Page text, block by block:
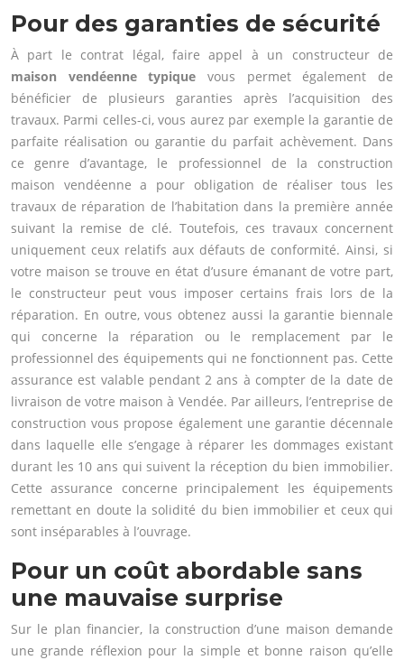
Pour des garanties de sécurité
À part le contrat légal, faire appel à un constructeur de
maison vendéenne typique vous permet également de
bénéficier de plusieurs garanties après l’acquisition des
travaux. Parmi celles-ci, vous aurez par exemple la garantie de
parfaite réalisation ou garantie du parfait achèvement. Dans
ce genre d’avantage, le professionnel de la construction
maison vendéenne a pour obligation de réaliser tous les
travaux de réparation de l’habitation dans la première année
suivant la remise de clé. Toutefois, ces travaux concernent
uniquement ceux relatifs aux défauts de conformité. Ainsi, si
votre maison se trouve en état d’usure émanant de votre part,
le constructeur peut vous imposer certains frais lors de la
réparation. En outre, vous obtenez aussi la garantie biennale
qui concerne la réparation ou le remplacement par le
professionnel des équipements qui ne fonctionnent pas. Cette
assurance est valable pendant 2 ans à compter de la date de
livraison de votre maison à Vendée. Par ailleurs, l’entreprise de
construction vous propose également une garantie décennale
dans laquelle elle s’engage à réparer les dommages existant
durant les 10 ans qui suivent la réception du bien immobilier.
Cette assurance concerne principalement les équipements
remettant en doute la solidité du bien immobilier et ceux qui
sont inséparables à l’ouvrage.
Pour un coût abordable sans
une mauvaise surprise
Sur le plan financier, la construction d’une maison demande
une grande réflexion pour la simple et bonne raison qu’elle